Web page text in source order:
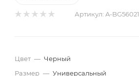
Артикул: A-BG56021
Цвет — Черный
Размер — Универсальный